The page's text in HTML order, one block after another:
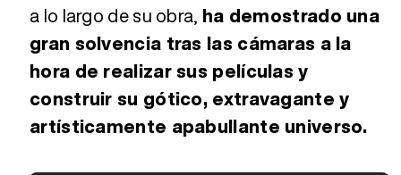
a lo largo de su obra, ha demostrado una
gran solvencia tras las cámaras a la
hora de realizar sus películas y
construir su gótico, extravagante y
artísticamente apabullante universo.